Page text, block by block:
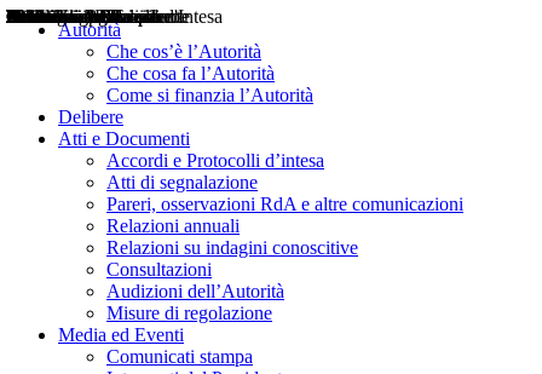
Autorità
Che cos’è l’Autorità
Che cosa fa l’Autorità
Come si finanzia l’Autorità
Delibere
Atti e Documenti
Accordi e Protocolli d’intesa
Atti di segnalazione
Pareri, osservazioni RdA e altre comunicazioni
Relazioni annuali
Relazioni su indagini conoscitive
Consultazioni
Audizioni dell’Autorità
Misure di regolazione
Media ed Eventi
Comunicati stampa
Delibere
Pareri
Consultazioni
Audizioni
Atti di Segnalazione
Accordi e Protocolli d'Intesa
Relazioni annuali
Misure di regolazione
Notizie
Comunicati Stampa
Bollettini ART
Convegni ART
Interviste del Presidente
Articoli in primo piano
Interventi del Presidente
2004
2005
2010
2013
2014
2015
2016
2017
2018
2019
202
2020
2021
2022
2023
2024
2025
2026
Aereo
Marittimo
Terrestre